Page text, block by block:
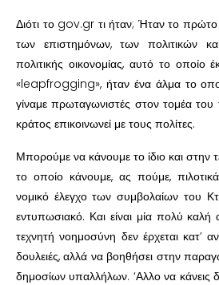
Διότι το gov.gr τι ήταν; Ήταν το
των επιστημόνων, των πολιτικών
πολιτικής οικονομίας, αυτό το οποίο
«leapfrogging», ήταν ένα άλμα το
γίναμε πρωταγωνιστές στον τομέα
κράτος επικοινωνεί με τους πολίτες.
Μπορούμε να κάνουμε το ίδιο και στην
το οποίο κάνουμε, ας πούμε,
νομικό έλεγχο των συμβολαίων του
εντυπωσιακό. Και είναι μία πολύ καλή
τεχνητή νοημοσύνη δεν έρχεται κατ’
δουλειές, αλλά να βοηθήσει στην
δημοσίων υπαλλήλων. ‘Αλλο να κάνεις